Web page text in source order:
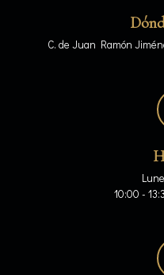
C. de Juan Ramón
10:00 -